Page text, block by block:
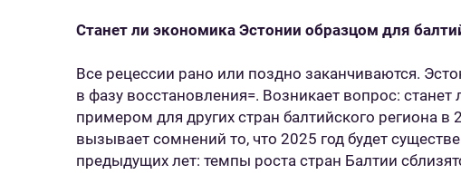
Станет ли экономика Эстонии образцом для
Все рецессии рано или поздно заканчиваются.
в фазу восстановления=. Возникает вопрос:
примером для других стран балтийского региона в
вызывает сомнений то, что 2025 год будет
предыдущих лет: темпы роста стран Балтии